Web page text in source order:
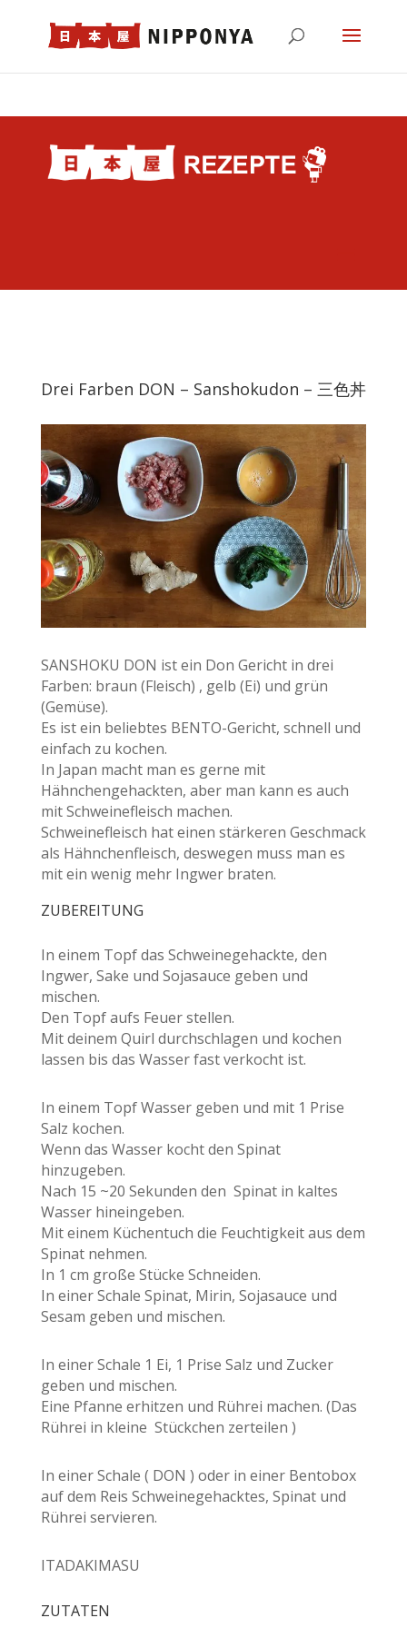
Drei Farben DON – Sanshokudon – 三色丼
SANSHOKU DON ist ein Don Gericht in drei
Farben: braun (Fleisch) , gelb (Ei) und grün
(Gemüse).
Es ist ein beliebtes BENTO-Gericht, schnell und
einfach zu kochen.
In Japan macht man es gerne mit
Hähnchengehackten, aber man kann es auch
mit Schweinefleisch machen.
Schweinefleisch hat einen stärkeren Geschmack
als Hähnchenfleisch, deswegen muss man es
mit ein wenig mehr Ingwer braten.
ZUBEREITUNG
In einem Topf das Schweinegehackte, den
Ingwer, Sake und Sojasauce geben und
mischen.
Den Topf aufs Feuer stellen.
Mit deinem Quirl durchschlagen und kochen
lassen bis das Wasser fast verkocht ist.
In einem Topf Wasser geben und mit 1 Prise
Salz kochen.
Wenn das Wasser kocht den Spinat
hinzugeben.
Nach 15 ~20 Sekunden den Spinat in kaltes
Wasser hineingeben.
Mit einem Küchentuch die Feuchtigkeit aus dem
Spinat nehmen.
In 1 cm große Stücke Schneiden.
In einer Schale Spinat, Mirin, Sojasauce und
Sesam geben und mischen.
In einer Schale 1 Ei, 1 Prise Salz und Zucker
geben und mischen.
Eine Pfanne erhitzen und Rührei machen. (Das
Rührei in kleine Stückchen zerteilen )
In einer Schale ( DON ) oder in einer Bentobox
auf dem Reis Schweinegehacktes, Spinat und
Rührei servieren.
ITADAKIMASU
ZUTATEN